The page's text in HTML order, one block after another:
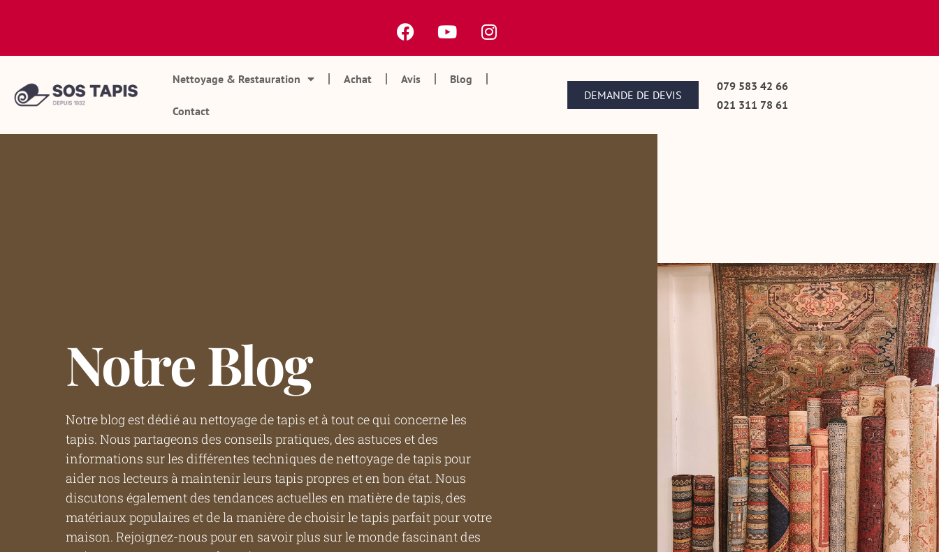
Nettoyage & Restauration Achat Avis Blog
Contact
DEMANDE DE DEVIS
079 583 42 66
021 311 78 61
Notre Blog
Notre blog est dédié au nettoyage de tapis et à tout ce qui concerne les
tapis. Nous partageons des conseils pratiques, des astuces et des
informations sur les différentes techniques de nettoyage de tapis pour
aider nos lecteurs à maintenir leurs tapis propres et en bon état. Nous
discutons également des tendances actuelles en matière de tapis, des
matériaux populaires et de la manière de choisir le tapis parfait pour votre
maison. Rejoignez-nous pour en savoir plus sur le monde fascinant des